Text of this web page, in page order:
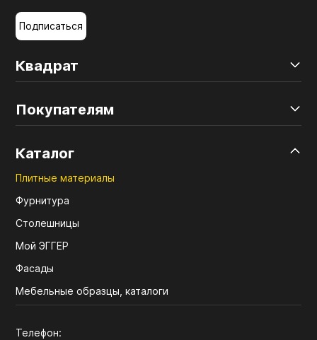
Квадрат
Покупателям
Каталог
Плитные материалы
Фурнитура
Столешницы
Мой ЭГГЕР
Фасады
Мебельные образцы, каталоги
Телефон:
Подписаться